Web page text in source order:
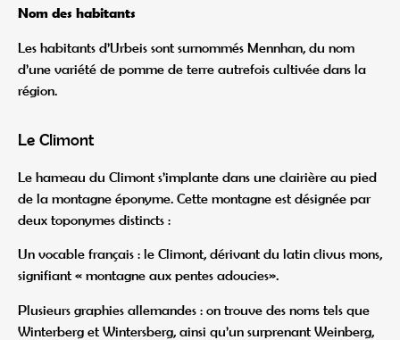
Nom des habitants
Les habitants d’Urbeis sont surnommés Mennhan, du nom
d’une variété de pomme de terre autrefois cultivée dans la
région.
Le Climont
Le hameau du Climont s’implante dans une clairière au pied
de la montagne éponyme. Cette montagne est désignée par
deux toponymes distincts :
Un vocable français : le Climont, dérivant du latin clivus mons,
signifiant « montagne aux pentes adoucies».
Plusieurs graphies allemandes : on trouve des noms tels que
Winterberg et Wintersberg, ainsi qu’un surprenant Weinberg,